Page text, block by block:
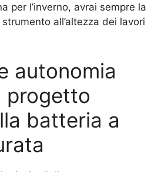
per l’inverno, avrai sempre la
all’altezza dei lavori
autonomia
progetto
batteria a